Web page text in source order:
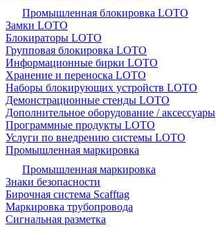
Промышленная блокировка LOTO
Замки LOTO
Блокираторы LOTO
Групповая блокировка LOTO
Информационные бирки LOTO
Хранение и переноска LOTO
Наборы блокирующих устройств LOTO
Демонстрационные стенды LOTO
Дополнительное оборудование / аксессуары
Программные продукты LOTO
Услуги по внедрению системы LOTO
Промышленная маркировка
Промышленная маркировка
Знаки безопасности
Бирочная система Scafftag
Маркировка трубопровода
Сигнальная разметка